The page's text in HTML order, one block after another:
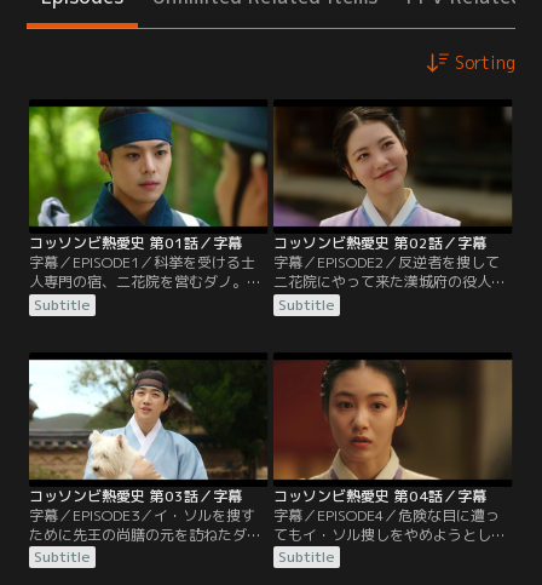
Sorting
コッソンビ熱愛史 第01話／字幕
字幕／EPISODE1／科挙を受ける士
人専門の宿、二花院を営むダノ。客
を探すために街へ出るが、ある男か
ら結婚をせまられる。そこへ通りす
しかし、駆けつけた役人に妓房で無
銭飲食をしたことをとがめられ、シ
ヨルは連行されてしまう。その後も
客探しを続けるダノは、はたご屋で
サンと出会う。
Subtitle
コッソンビ熱愛史 第02話／字幕
字幕／EPISODE2／反逆者を捜して
二花院にやって来た漢城府の役人た
ち。二花院で過ごす3人の士人に号
牌を見せるように伝える。一方、父
富営閣から来たと聞いたダノ。ファ
リョンへ会いに行くが、実際には富
営閣ではなくチャン判官から借りた
お金だと聞かされる。
Subtitle
コッソンビ熱愛史 第03話／字幕
字幕／EPISODE3／イ・ソルを捜す
ために先王の尚膳の元を訪ねたダ
ノ。廃嬪の奴婢だったモクセという
男が果川県に住んでいると聞き、捜
Subtitle
コッソンビ熱愛史 第04話／字幕
字幕／EPISODE4／危険な目に遭っ
てもイ・ソル捜しをやめようとしな
いダノを見て、みんなで一緒にイ・
ソルを捜そうと提案したユハ。初め
Subtitle